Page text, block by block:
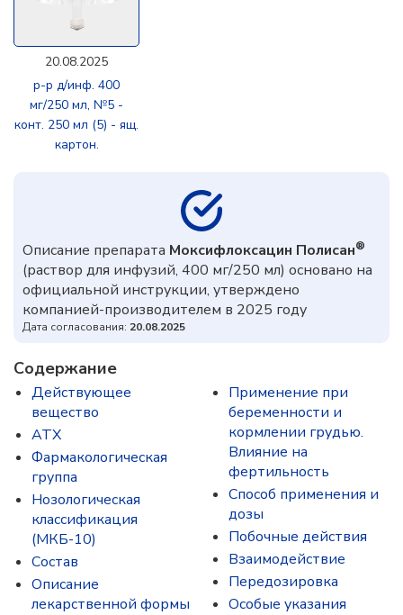
20.08.2025
р-р д/инф. 400
мг/250 мл, №5 -
конт. 250 мл (5) - ящ.
картон.
Описание препарата Моксифлоксацин Полисан®
(раствор для инфузий, 400 мг/250 мл) основано на
официальной инструкции, утверждено
компанией-производителем в 2025 году
Дата согласования: 20.08.2025
Содержание
Действующее
вещество
ATX
Фармакологическая
группа
Нозологическая
классификация
(МКБ-10)
Состав
Описание
лекарственной формы
Применение при
беременности и
кормлении грудью.
Влияние на
фертильность
Способ применения и
дозы
Побочные действия
Взаимодействие
Передозировка
Особые указания